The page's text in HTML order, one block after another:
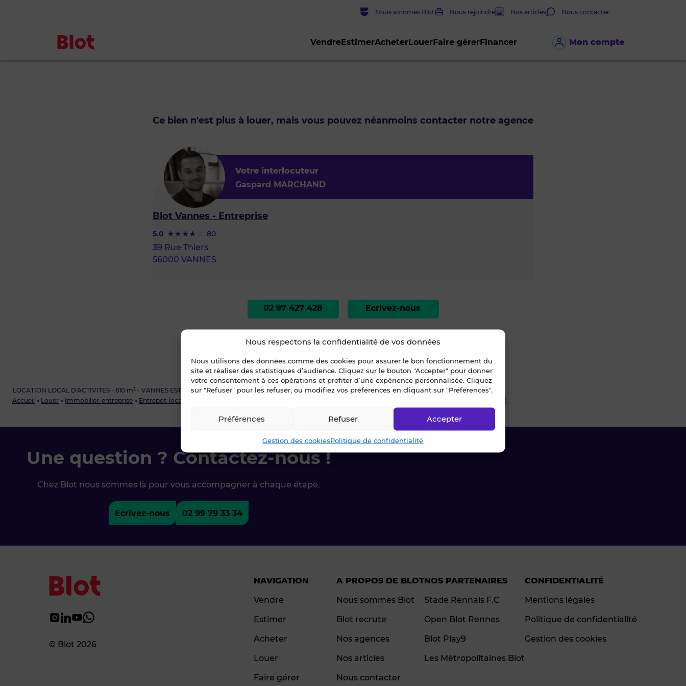
Nous respectons la confidentialité de vos données
Nous utilisons des données comme des cookies pour assurer le bon fonctionnement du
site et réaliser des statistiques d’audience. Cliquez sur le bouton "Accepter" pour donner
votre consentement à ces opérations et profiter d’une expérience personnalisée. Cliquez
sur "Refuser" pour les refuser, ou modifiez vos préférences en cliquant sur "Préférences".
Accepter
Refuser
Préférences
Gestion des cookiesPolitique de confidentialité
Mon compte
VendreEstimerAcheterLouerFaire gérerFinancer
Nous sommes Blot Nous rejoindre Nos articles Nous contacter
Accueil » Louer » Immobilier-entreprise » Entrepot-local-d-activite LOCATION LOCAL D'ACTIVITES - 610 m² - VANNES EST (#24137 - 4790-63)
LOCATION LOCAL D'ACTIVITES - 610 m² - VANNES EST
Ce bien n'est plus à louer, mais vous pouvez néanmoins contacter notre agence
Votre interlocuteur
Gaspard MARCHAND
Blot Vannes - Entreprise
5.0 80
39 Rue Thiers
56000 VANNES
02 97 427 428 Ecrivez-nous
Une question ? Contactez-nous !
Chez Blot nous sommes là pour vous accompagner à chaque étape.
Ecrivez-nous 02 99 79 33 34
© Blot 2026
NAVIGATION
Vendre
Estimer
Acheter
Louer
Faire gérer
A PROPOS DE BLOT
Nous sommes Blot
Blot recrute
Nos agences
Nos articles
Nous contacter
NOS PARTENAIRES
Stade Rennais F.C
Open Blot Rennes
Blot Play9
Les Métropolitaines Blot
CONFIDENTIALITÉ
Mentions légales
Politique de confidentialité
Gestion des cookies